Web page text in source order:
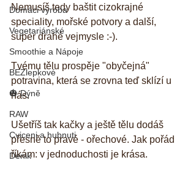
Domáci výroba
Vegetariánské
Smoothie a Nápoje
BEZlepkové
🎃 Dýně
RAW
Cviceni a hubnuti
Denik
Nemusíš tedy baštit cizokrajné
speciality, mořské potvory a další,
super drahé vejmysle :-).
Tvému tělu prospěje "obyčejná"
potravina, která se zrovna teď sklízí u
nás.
Ušetříš tak kačky a ještě tělu dodáš
přesně to pravé - ořechové. Jak pořád
říkám: v jednoduchosti je krása.